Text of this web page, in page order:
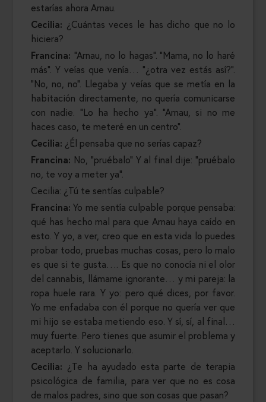
estarías ahora Arnau.
Cecilia: ¿Cuántas veces le has dicho que no lo
hiciera?
Francina: “Arnau, no lo hagas”. “Mama, no lo haré
más”. Y veías que venía… “¿otra vez estás así?”.
“No, no, no”. Llegaba y veías que se metía en la
habitación directamente, no quería comunicarse
con nadie. “Lo ha hecho ya”. “Arnau, si no me
haces caso, te meteré en un centro”.
Cecilia: ¿Él pensaba que no serías capaz?
Francina: No, “pruébalo” Y al final dije: “pruébalo
no, te voy a meter ya”.
Cecilia: ¿Tú te sentías culpable?
Francina: Yo me sentía culpable porque pensaba:
qué has hecho mal para que Arnau haya caído en
esto. Y yo, a ver, creo que en esta vida lo puedes
probar todo, pruebas muchas cosas, pero lo malo
es que si te gusta…. Es que no conocía ni el olor
del cannabis, llámame ignorante… y mi pareja: la
ropa huele rara. Y yo: pero qué dices, por favor.
Yo me enfadaba con él porque no quería ver que
mi hijo se estaba metiendo eso. Y sí, sí, al final…
muy fuerte. Pero tienes que asumir el problema y
aceptarlo. Y solucionarlo.
Cecilia: ¿Te ha ayudado esta parte de terapia
psicológica de familia, para ver que no es cosa
de malos padres, sino que son cosas que pasan?